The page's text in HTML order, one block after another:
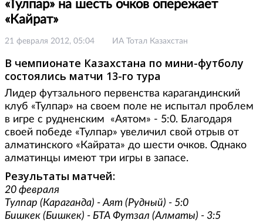
«Тулпар» на шесть очков опережает
«Кайрат»
21 февраля 2012, 05:04 ИА Тотал Казахстан
В чемпионате Казахстана по мини-футболу
состоялись матчи 13-го тура
Лидер футзального первенства карагандинский
клуб «Тулпар» на своем поле не испытал проблем
в игре с рудненским «Аятом» - 5:0. Благодаря
своей победе «Тулпар» увеличил свой отрыв от
алматинского «Кайрата» до шести очков. Однако
алматинцы имеют три игры в запасе.
Результаты матчей:
20 февраля
Тулпар (Караганда) - Аят (Рудный) - 5:0
Бишкек (Бишкек) - БТА Футзал (Алматы) - 3:5